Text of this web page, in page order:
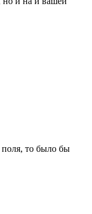
поля, то было бы